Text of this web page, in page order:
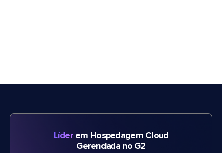
Líderem Hospedagem Cloud
Gerenciada no G2